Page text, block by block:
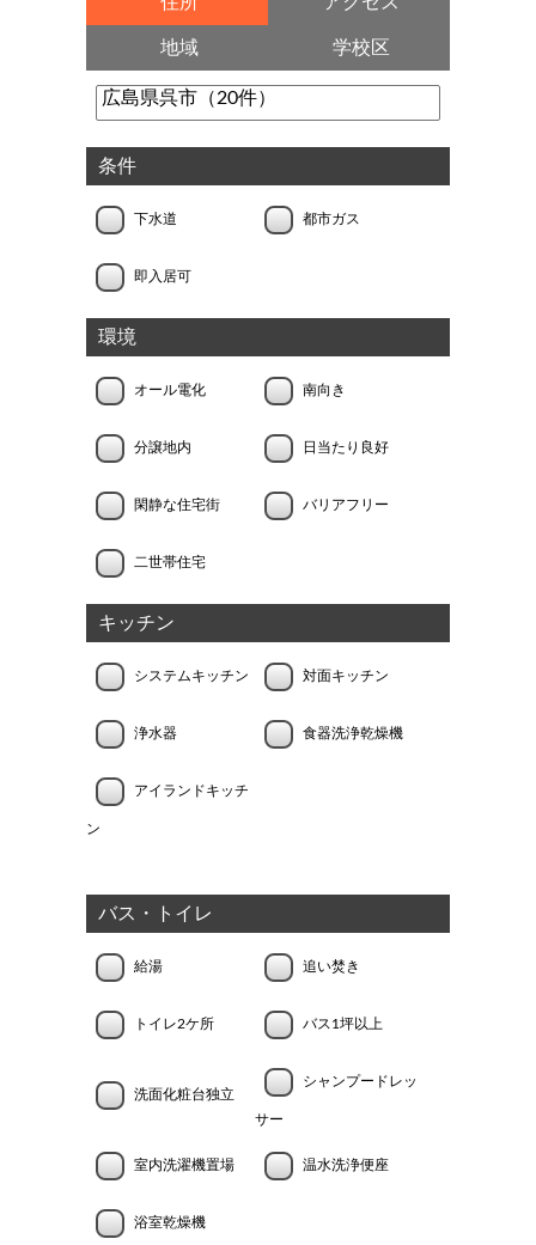
地域 学校区
条件
下水道 都市ガス
即入居可
環境
オール電化 南向き
分譲地内 日当たり良好
閑静な住宅街 バリアフリー
二世帯住宅
キッチン
システムキッチン 対面キッチン
浄水器 食器洗浄乾燥機
アイランドキッチ
ン
バス・トイレ
給湯 追い焚き
トイレ2ケ所 バス1坪以上
洗面化粧台独立
シャンプードレッ
サー
室内洗濯機置場 温水洗浄便座
浴室乾燥機